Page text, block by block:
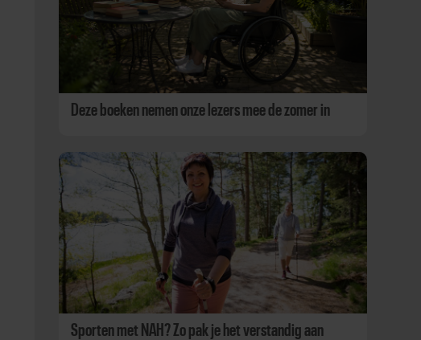
Deze boeken nemen onze lezers mee de zomer in
Sporten met NAH? Zo pak je het verstandig aan